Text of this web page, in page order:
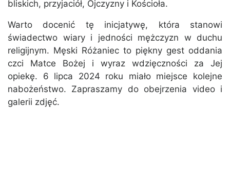
bliskich, przyjaciół, Ojczyzny i Kościoła.
Warto docenić tę inicjatywę, która stanowi
świadectwo wiary i jedności mężczyzn w duchu
religijnym. Męski Różaniec to piękny gest oddania
czci Matce Bożej i wyraz wdzięczności za Jej
opiekę. 6 lipca 2024 roku miało miejsce kolejne
nabożeństwo. Zapraszamy do obejrzenia video i
galerii zdjęć.